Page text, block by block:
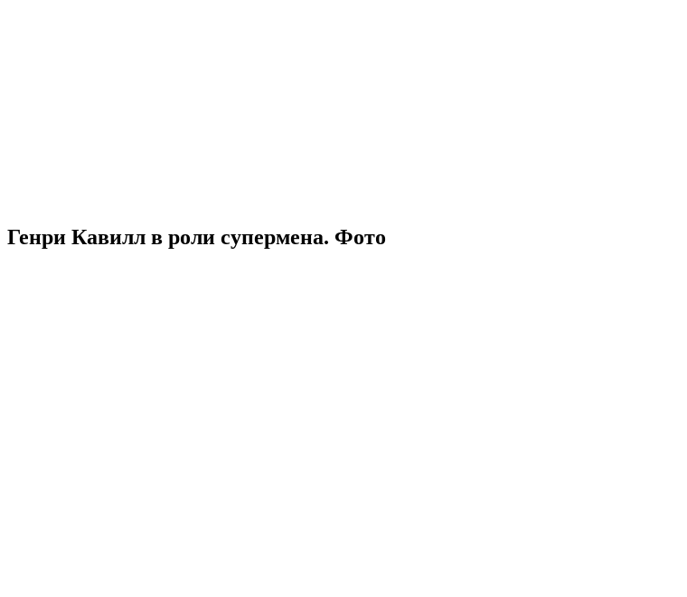
Генри Кавилл в роли супермена. Фото